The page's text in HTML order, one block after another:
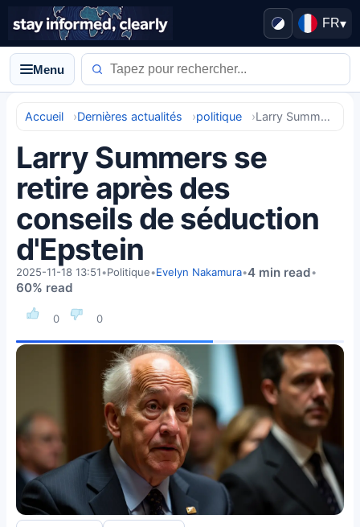
FR▾
Menu
Accueil Dernières actualités politique Larry Summers se retire après des conseils de séduction d'Epstein
Larry Summers se
retire après des
conseils de séduction
d'Epstein
0 0
2025-11-18 13:51•Politique•Evelyn Nakamura•4 min read•
60% read